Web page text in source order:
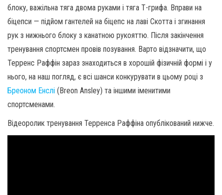
блоку, важільна тяга двома руками і тяга Т-грифа. Вправи на
біцепси — підйом гантелей на біцепс на лаві Скотта і згинання
рук з нижнього блоку з канатною рукояттю. Після закінчення
тренування спортсмен провів позування. Варто відзначити, що
Терренс Раффін зараз знаходиться в хорошій фізичній формі і у
нього, на наш погляд, є всі шанси конкурувати в цьому році з
Бреоном Енслі (Breon Ansley) та іншими іменитими
спортсменами.
Відеоролик тренування Терренса Раффіна опублікований нижче.